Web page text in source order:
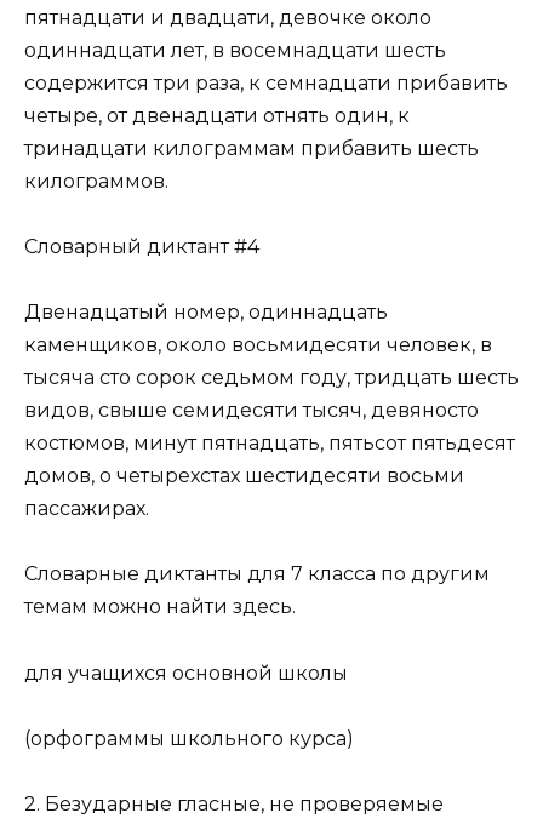
пятнадцати и двадцати, девочке около
одиннадцати лет, в восемнадцати шесть
содержится три раза, к семнадцати прибавить
четыре, от двенадцати отнять один, к
тринадцати килограммам прибавить шесть
килограммов.
Словарный диктант #4
Двенадцатый номер, одиннадцать
каменщиков, около восьмидесяти человек, в
тысяча сто сорок седьмом году, тридцать шесть
видов, свыше семидесяти тысяч, девяносто
костюмов, минут пятнадцать, пятьсот пятьдесят
домов, о четырехстах шестидесяти восьми
пассажирах.
Словарные диктанты для 7 класса по другим
темам можно найти здесь.
для учащихся основной школы
(орфограммы школьного курса)
2. Безударные гласные, не проверяемые